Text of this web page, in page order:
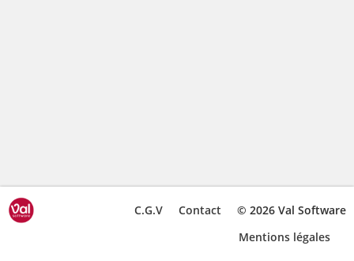
© 2026 Val Software
Contact
C.G.V
Mentions légales